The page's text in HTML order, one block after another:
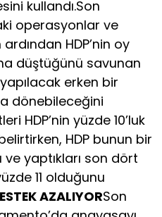
kullandı.Son
operasyonlar ve
HDP’nin oy
düştüğünü savunan
erken bir
dönebileceğini
HDP’nin yüzde 10’luk
HDP bunun bir
yaptıkları son dört
11 olduğunu
AZALIYORSon